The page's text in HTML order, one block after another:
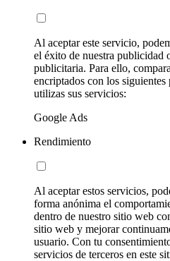
Al aceptar este servicio,
el éxito de nuestra publicidad
publicitaria. Para ello,
encriptados con los
utilizas sus servicios:
Google Ads
Rendimiento
Al aceptar estos servicios,
forma anónima el
dentro de nuestro sitio web
sitio web y mejorar
usuario. Con tu
servicios de terceros en este